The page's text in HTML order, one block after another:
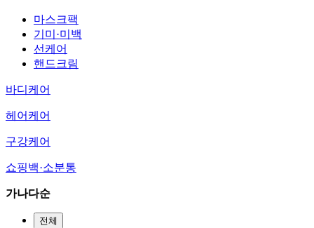
마스크팩
기미·미백
선케어
핸드크림
바디케어
헤어케어
구강케어
쇼핑백·소분통
가나다순
전체